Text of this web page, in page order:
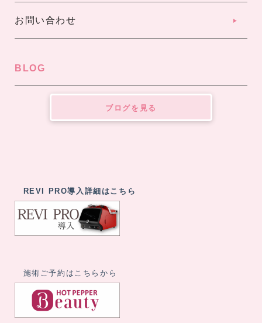
お問い合わせ
BLOG
ブログを見る
REVI PRO導入詳細はこちら
施術ご予約はこちらから